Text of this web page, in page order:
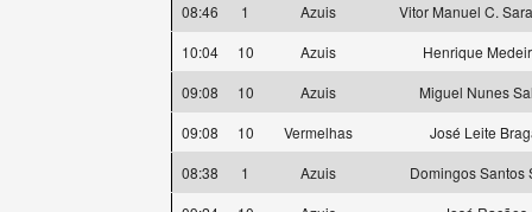
08:46
1 Azuis
Vitor Manuel C.
10:04
10 Azuis
Henrique
09:08
10 Azuis
Miguel Nunes
09:08
10 Vermelhas
José Leite
08:38
1 Azuis
Domingos Santos